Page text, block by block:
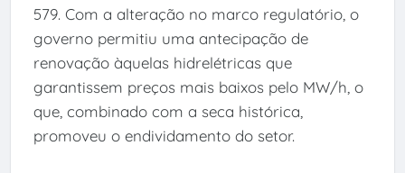
579. Com a alteração no marco regulatório, o
governo permitiu uma antecipação de
renovação àquelas hidrelétricas que
garantissem preços mais baixos pelo MW/h, o
que, combinado com a seca histórica,
promoveu o endividamento do setor.